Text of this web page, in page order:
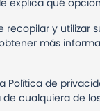
explica qué
recopilar y
más
Política de
cualquiera de